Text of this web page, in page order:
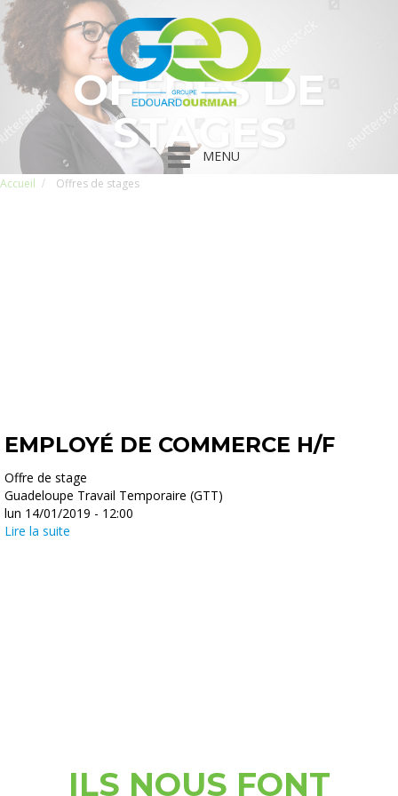
MENU
Accueil Offres de stages
OFFRES DE
STAGES
EMPLOYÉ DE COMMERCE H/F
Offre de stage
Guadeloupe Travail Temporaire (GTT)
lun 14/01/2019 - 12:00
Lire la suite
ILS NOUS FONT